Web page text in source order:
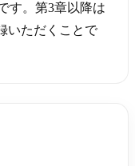
す。第3章以降は
いただくことで